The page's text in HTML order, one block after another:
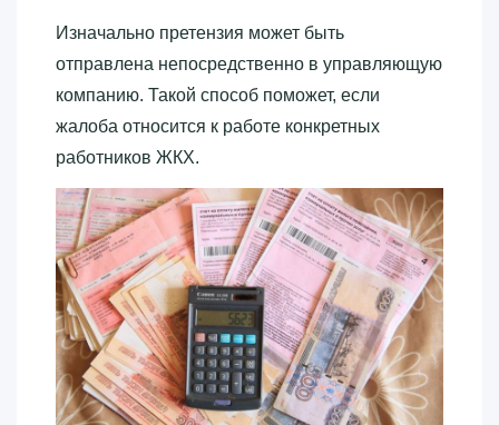
Изначально претензия может быть
отправлена непосредственно в управляющую
компанию. Такой способ поможет, если
жалоба относится к работе конкретных
работников ЖКХ.